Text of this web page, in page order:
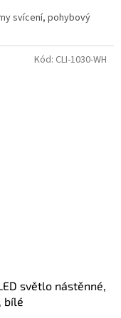
svícení, pohybový
světlo nástěnné,
bílé
Kód: CLI-1030-WH